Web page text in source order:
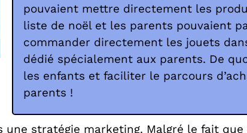
pouvaient mettre directement les
liste de noël et les parents pouvaient
commander directement les jouets
dédié spécialement aux parents. De
les enfants et faciliter le parcours
parents !
stratégie marketing. Malgré le fait que